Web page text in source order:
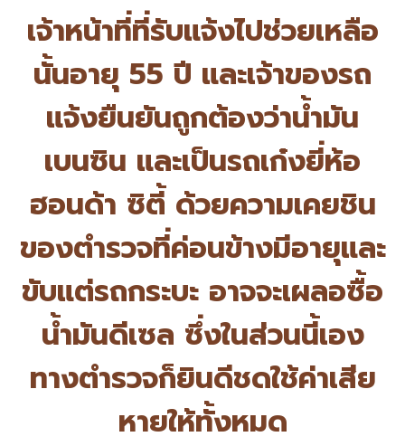
เจ้าหน้าที่ที่รับแจ้งไปช่วยเหลือ
นั้นอายุ 55 ปี และเจ้าของรถ
แจ้งยืนยันถูกต้องว่าน้ำมัน
เบนซิน และเป็นรถเก๋งยี่ห้อ
ฮอนด้า ซิตี้ ด้วยความเคยชิน
ของตำรวจที่ค่อนข้างมีอายุและ
ขับแต่รถกระบะ อาจจะเผลอซื้อ
น้ำมันดีเซล ซึ่งในส่วนนี้เอง
ทางตำรวจก็ยินดีชดใช้ค่าเสีย
หายให้ทั้งหมด